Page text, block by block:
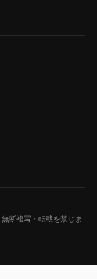
無断複写・転載を禁じま